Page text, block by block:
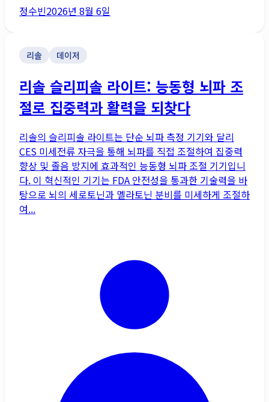
정수빈2026년 8월 6일
리솔 데이저
리솔 슬리피솔 라이트: 능동형 뇌파 조
절로 집중력과 활력을 되찾다
리솔의 슬리피솔 라이트는 단순 뇌파 측정 기기와 달리
CES 미세전류 자극을 통해 뇌파를 직접 조절하여 집중력
향상 및 졸음 방지에 효과적인 능동형 뇌파 조절 기기입니
다. 이 혁신적인 기기는 FDA 안전성을 통과한 기술력을 바
탕으로 뇌의 세로토닌과 멜라토닌 분비를 미세하게 조절하
여...